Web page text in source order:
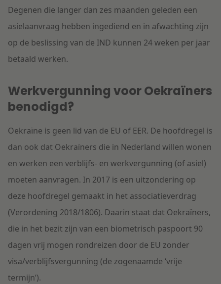
Degenen die langer dan zes maanden geleden een
asielaanvraag hebben ingediend en in afwachting zijn
op de beslissing van de IND kunnen 24 weken per jaar
betaald werken.
Werkvergunning voor Oekraïners
benodigd?
Oekraïne is geen lid van de EU of EER. De hoofdregel is
dan ook dat Oekraïners die in Nederland willen wonen
en werken een verblijfs- en werkvergunning (of asiel)
moeten aanvragen. In 2017 is een uitzondering op
deze hoofdregel gemaakt in het associatieverdrag
(Verordening 2018/1806). Daarin staat dat Oekraïners,
die in het bezit zijn van een biometrisch paspoort 90
dagen vrij mogen rondreizen door de EU zonder
visa/verblijfsvergunning (de zogenaamde ‘vrije
termijn’).